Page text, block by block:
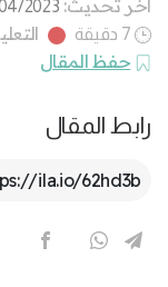
آخر تحديث: 2023
7 دقيقة
حفظ المقال
رابط المقال